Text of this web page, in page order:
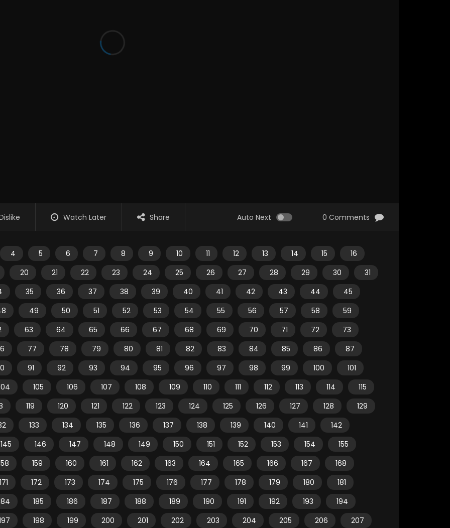
Watch Later Share Auto Next 0 Comments
4 5 6 7 8 9 10 11 12 13 14 15
16
20
21 22 23 24 25 26 27 28 29 30
31
35 36 37 38 39 40 41 42 43 44
45
49 50 51 52 53 54 55 56 57 58
59
63 64 65 66 67 68 69 70 71 72
73
77 78 79 80 81 82 83 84 85 86
87
91 92 93 94 95 96 97 98 99 100
101
105 106 107 108 109 110 111 112 113 114
115
119 120 121 122 123 124 125 126 127 128
129
133 134 135 136 137 138 139 140 141
142
145
146 147 148 149 150 151 152 153 154
155
159 160 161 162 163 164 165 166 167
168
171
172 173 174 175 176 177 178 179 180
181
185 186 187 188 189 190 191 192 193
194
198 199 200 201 202 203 204 205 206
207